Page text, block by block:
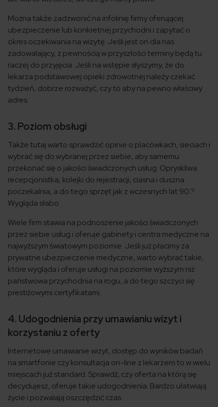
Można także zadzwonić na infolinię firmy oferującej
ubezpieczenie lub konkretnej przychodni i zapytać o
okres oczekiwania na wizytę. Jeśli jest on dla nas
zadowalający, z pewnością w przyszłości terminy będą tu
raczej do przyjęcia. Jeśli na wstępie słyszymy, że do
lekarza podstawowej opieki zdrowotnej należy czekać
tydzień, dobrze rozważyć, czy to aby na pewno właściwy
adres.
3. Poziom obsługi
Także tutaj warto sprawdzić opinie o placówkach, sieciach i
wybrać się do wybranej przez siebie, aby samemu
przekonać się o jakości świadczonych usług. Opryskliwa
recepcjonistka, kolejki do rejestracji, ciasna i duszna
poczekalnia, a do tego sprzęt jak z wczesnych lat 90.?
Wygląda słabo.
Wiele firm stawia na podnoszenie jakości świadczonych
przez siebie usług i oferuje gabinety i centra medyczne na
najwyższym światowym poziomie. Jeśli już płacimy za
prywatne ubezpieczenie medyczne, warto wybrać takie,
które wygląda i oferuje usługi na poziomie wyższym niż
państwowa przychodnia na rogu, a do tego szczyci się
prestiżowymi certyfikatami.
4. Udogodnienia przy umawianiu wizyt i
korzystaniu z oferty
Internetowe umawianie wizyt, dostęp do wyników badań
na smartfonie czy konsultacja on-line z lekarzem to w wielu
miejscach już standard. Sprawdź, czy oferta na którą się
decydujesz, oferuje takie udogodnienia. Bardzo ułatwiają
życie i pozwalają oszczędzić czas.